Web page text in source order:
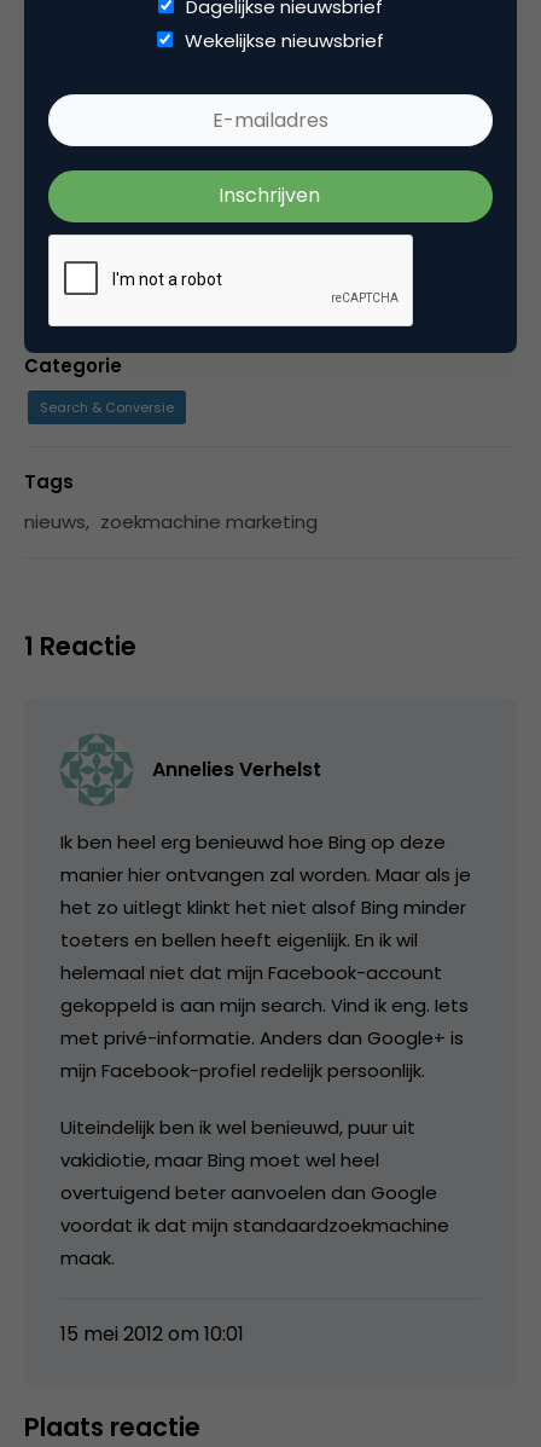
Remi van Beekum
Eigenaar bij
Kiemfabriek
Marketeer voor betekenisvolle bedrijven.
Categorie
Search & Conversie
Tags
nieuws, zoekmachine marketing
1 Reactie
Annelies Verhelst
Ik ben heel erg benieuwd hoe Bing op deze
manier hier ontvangen zal worden. Maar als je
het zo uitlegt klinkt het niet alsof Bing minder
toeters en bellen heeft eigenlijk. En ik wil
helemaal niet dat mijn Facebook-account
gekoppeld is aan mijn search. Vind ik eng. Iets
met privé-informatie. Anders dan Google+ is
mijn Facebook-profiel redelijk persoonlijk.
Uiteindelijk ben ik wel benieuwd, puur uit
vakidiotie, maar Bing moet wel heel
overtuigend beter aanvoelen dan Google
voordat ik dat mijn standaardzoekmachine
maak.
15 mei 2012 om 10:01
Plaats reactie
Dagelijkse nieuwsbrief
Wekelijkse nieuwsbrief